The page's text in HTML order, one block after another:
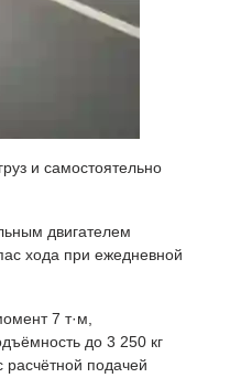
и самостоятельно
двигателем
хода при ежедневной
7 т·м,
до 3 250 кг
расчётной подачей